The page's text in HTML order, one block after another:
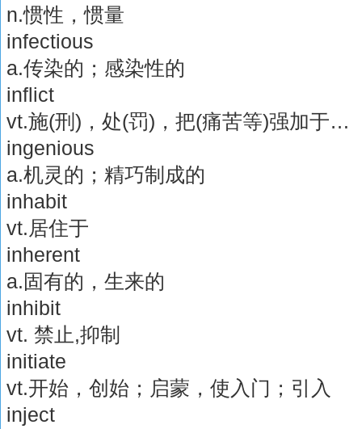
n.惯性，惯量
infectious
a.传染的；感染性的
inflict
vt.施(刑)，处(罚)，把(痛苦等)强加于…
ingenious
a.机灵的；精巧制成的
inhabit
vt.居住于
inherent
a.固有的，生来的
inhibit
vt. 禁止,抑制
initiate
vt.开始，创始；启蒙，使入门；引入
inject